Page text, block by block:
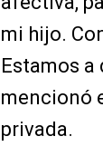
mi hijo.
Estamos a
mencionó
privada.